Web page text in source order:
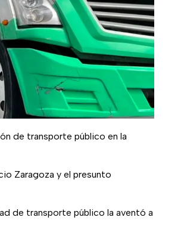
de transporte público en la
Zaragoza y el presunto
de transporte público la aventó a